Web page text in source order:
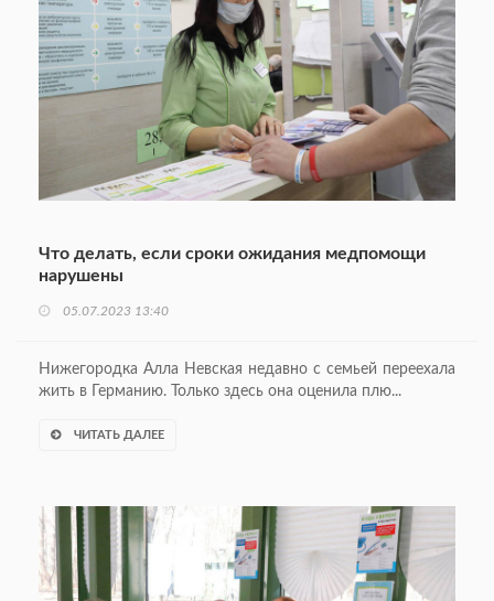
Что делать, если сроки ожидания медпомощи
нарушены
05.07.2023 13:40
Нижегородка Алла Невская недавно с семьей переехала
жить в Германию. Только здесь она оценила плю...
ЧИТАТЬ ДАЛЕЕ